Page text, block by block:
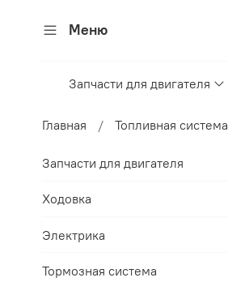
Меню
Запчасти для двигателя
Главная Топливная система
Запчасти для двигателя
Ходовка
Электрика
Тормозная система